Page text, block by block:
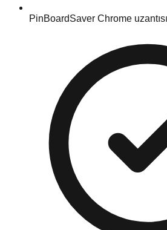
PinBoardSaver Chrome